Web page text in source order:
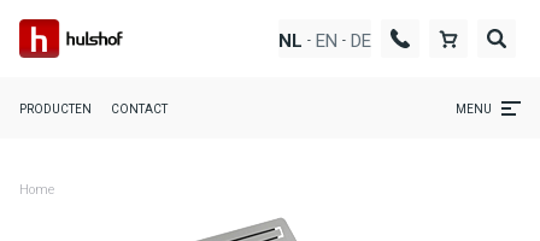
NL - EN - DE
PRODUCTEN CONTACT MENU
Home